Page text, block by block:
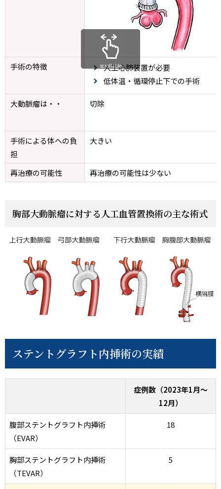
手術の特徴
人工心肺装置が必要
低体温・循環停止下での手術
大動脈瘤は・・ 切除
手術による体への負
担
大きい
再治療の可能性 再治療の可能性は少ない
scrollable
胸部大動脈瘤に対する人工血管置換術の主な術式
ステントグラフト内挿術の実績
症例数（2023年1月～
12月）
腹部ステントグラフト内挿術
（EVAR）
18
胸部ステントグラフト内挿術
（TEVAR）
5